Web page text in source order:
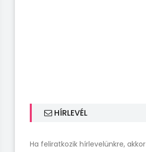
HÍRLEVÉL
Ha feliratkozik hírlevelünkre, akkor